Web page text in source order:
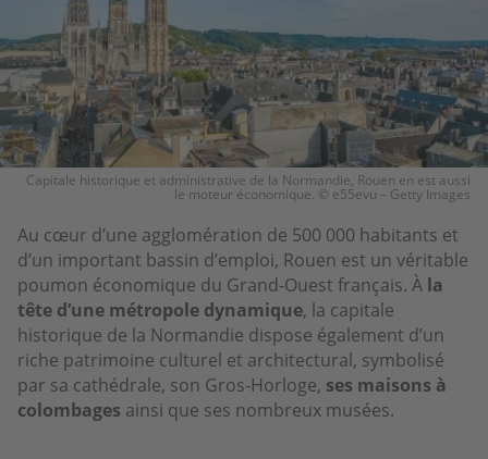
Capitale historique et administrative de la Normandie, Rouen en est aussi
le moteur économique. © e55evu – Getty Images
Au cœur d’une agglomération de 500 000 habitants et
d’un important bassin d’emploi, Rouen est un véritable
poumon économique du Grand-Ouest français. À la
tête d’une métropole dynamique, la capitale
historique de la Normandie dispose également d’un
riche patrimoine culturel et architectural, symbolisé
par sa cathédrale, son Gros-Horloge, ses maisons à
colombages ainsi que ses nombreux musées.